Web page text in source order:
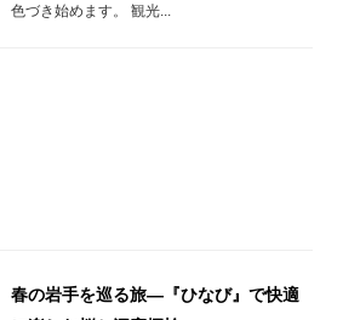
色づき始めます。 観光...
春の岩手を巡る旅—『ひなび』で快適